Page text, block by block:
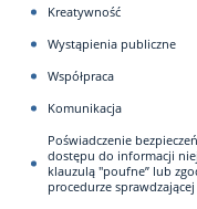
Kreatywność
Wystąpienia publiczne
Współpraca
Komunikacja
Poświadczenie
dostępu do informacji
klauzulą "poufne” lub
procedurze sprawdzającej